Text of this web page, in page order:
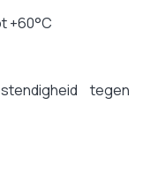
+60°C
tegen